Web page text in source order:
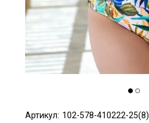
Артикул: 102-578-410222-25(8)